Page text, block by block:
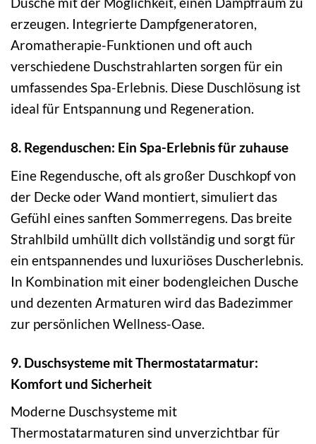
erzeugen. Integrierte Dampfgeneratoren,
Aromatherapie-Funktionen und oft auch
verschiedene Duschstrahlarten sorgen für ein
umfassendes Spa-Erlebnis. Diese Duschlösung ist
ideal für Entspannung und Regeneration.
8. Regenduschen: Ein Spa-Erlebnis für zuhause
Eine Regendusche, oft als großer Duschkopf von
der Decke oder Wand montiert, simuliert das
Gefühl eines sanften Sommerregens. Das breite
Strahlbild umhüllt dich vollständig und sorgt für
ein entspannendes und luxuriöses Duscherlebnis.
In Kombination mit einer bodengleichen Dusche
und dezenten Armaturen wird das Badezimmer
zur persönlichen Wellness-Oase.
9. Duschsysteme mit Thermostatarmatur:
Komfort und Sicherheit
Moderne Duschsysteme mit
Thermostatarmaturen sind unverzichtbar für